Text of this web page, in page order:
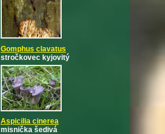
Gomphus clavatus
stročkovec kyjovitý
Aspicilia cinerea
misnička šedivá